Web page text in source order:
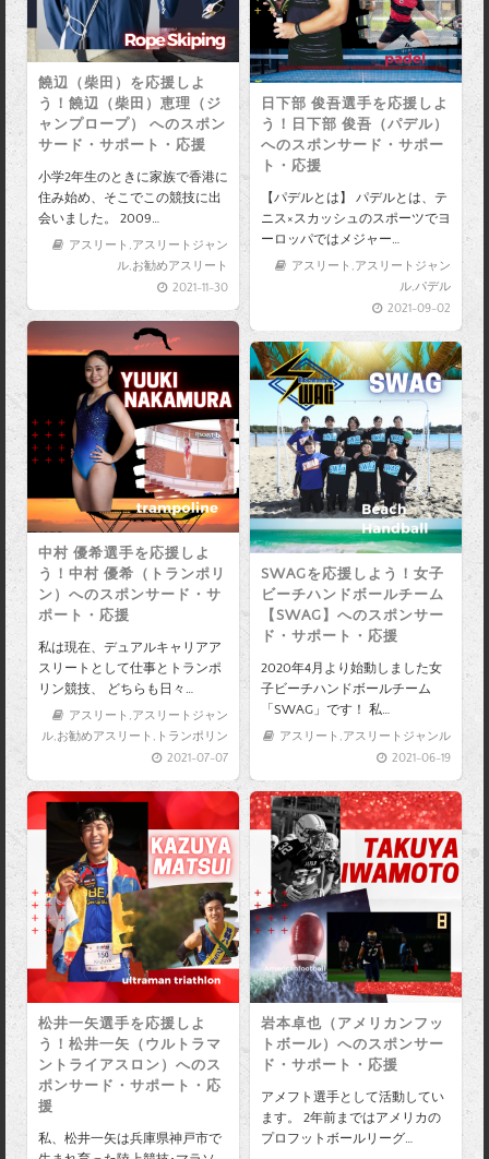
饒辺（柴田）を応援しよ
う！饒辺（柴田）恵理（ジ
ャンプロープ） へのスポン
サード・サポート・応援
小学2年生のときに家族で香港に
住み始め、そこでこの競技に出
会いました。 2009…
アスリート ,アスリートジャン
ル,お勧めアスリート
2021-11-30
日下部 俊吾選手を応援しよ
う！日下部 俊吾（パデル）
へのスポンサード・サポー
ト・応援
【パデルとは】 パデルとは、テ
ニス×スカッシュのスポーツでヨ
ーロッパではメジャー…
アスリート ,アスリートジャン
ル,パデル
2021-09-02
中村 優希選手を応援しよ
う！中村 優希（トランポリ
ン）へのスポンサード・サ
ポート・応援
私は現在、デュアルキャリアア
スリートとして仕事とトランポ
リン競技、 どちらも日々…
アスリート ,アスリートジャン
ル,お勧めアスリート , トランポリン
2021-07-07
SWAGを応援しよう！女子
ビーチハンドボールチーム
【SWAG】へのスポンサー
ド・サポート・応援
2020年4月より始動しました女
子ビーチハンドボールチーム
「SWAG」です！ 私…
アスリート ,アスリートジャンル
2021-06-19
松井一矢選手を応援しよ
う！松井一矢（ウルトラマ
ントライアスロン）へのス
ポンサード・サポート・応
援
私、松井一矢は兵庫県神戸市で
岩本卓也（アメリカンフッ
トボール）へのスポンサー
ド・サポート・応援
アメフト選手として活動してい
ます。 2年前まではアメリカの
プロフットボールリーグ…